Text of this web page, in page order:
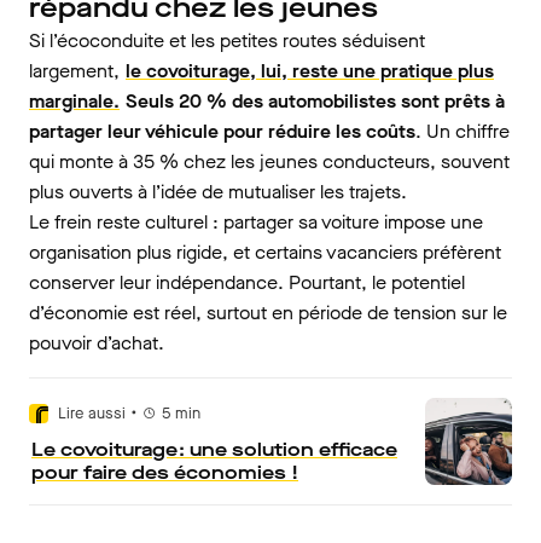
répandu chez les jeunes
Si l’écoconduite et les petites routes séduisent
largement, le covoiturage, lui, reste une pratique plus
marginale. Seuls 20 % des automobilistes sont prêts à
partager leur véhicule pour réduire les coûts. Un chiffre
qui monte à 35 % chez les jeunes conducteurs, souvent
plus ouverts à l’idée de mutualiser les trajets.
Le frein reste culturel : partager sa voiture impose une
organisation plus rigide, et certains vacanciers préfèrent
conserver leur indépendance. Pourtant, le potentiel
d’économie est réel, surtout en période de tension sur le
pouvoir d’achat.
Lire aussi • 5 min
Le covoiturage : une solution efficace
pour faire des économies !